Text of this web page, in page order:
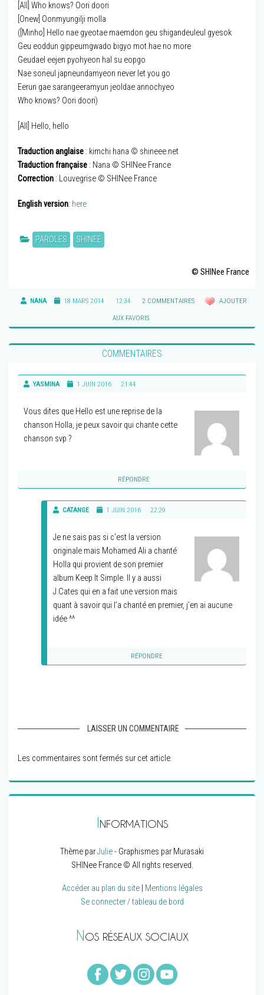
[All] Who knows? Oori doori
[Onew] Oonmyungilji molla
([Minho] Hello nae gyeotae maemdon geu shigandeuleul gyesok
Geu eoddun gippeumgwado bigyo mot.hae no more
Geudael eejen pyohyeon hal su eopgo
Nae soneul japneundamyeon never let you go
Eerun gae sarangeeramyun jeoldae annochyeo
Who knows? Oori doori)
[All] Hello, hello
Traduction anglaise : kimchi hana © shineee.net
Traduction française : Nana © SHINee France
Correction : Louvegrise © SHINee France
English version: here
PAROLES SHINEE
© SHINee France
NANA 18 MARS 2014 12:34 2 COMMENTAIRES AJOUTER
AUX FAVORIS
COMMENTAIRES
YASMINA 1 JUIN 2016 21:44
Vous dites que Hello est une reprise de la
chanson Holla, je peux savoir qui chante cette
chanson svp ?
RÉPONDRE
CATANGE 1 JUIN 2016 22:29
Je ne sais pas si c’est la version
originale mais Mohamed Ali a chanté
Holla qui provient de son premier
album Keep It Simple. Il y a aussi
J.Cates qui en a fait une version mais
quant à savoir qui l’a chanté en premier, j’en ai aucune
idée ^^
RÉPONDRE
LAISSER UN COMMENTAIRE
Les commentaires sont fermés sur cet article.
NFORMATIONS
Thème parJulie- Graphismes par Murasaki
SHINee France © All rights reserved.
Accéder au plan du site| Mentions légales
Se connecter / tableau de bord
N OS RÉSEAUX SOCIAUX